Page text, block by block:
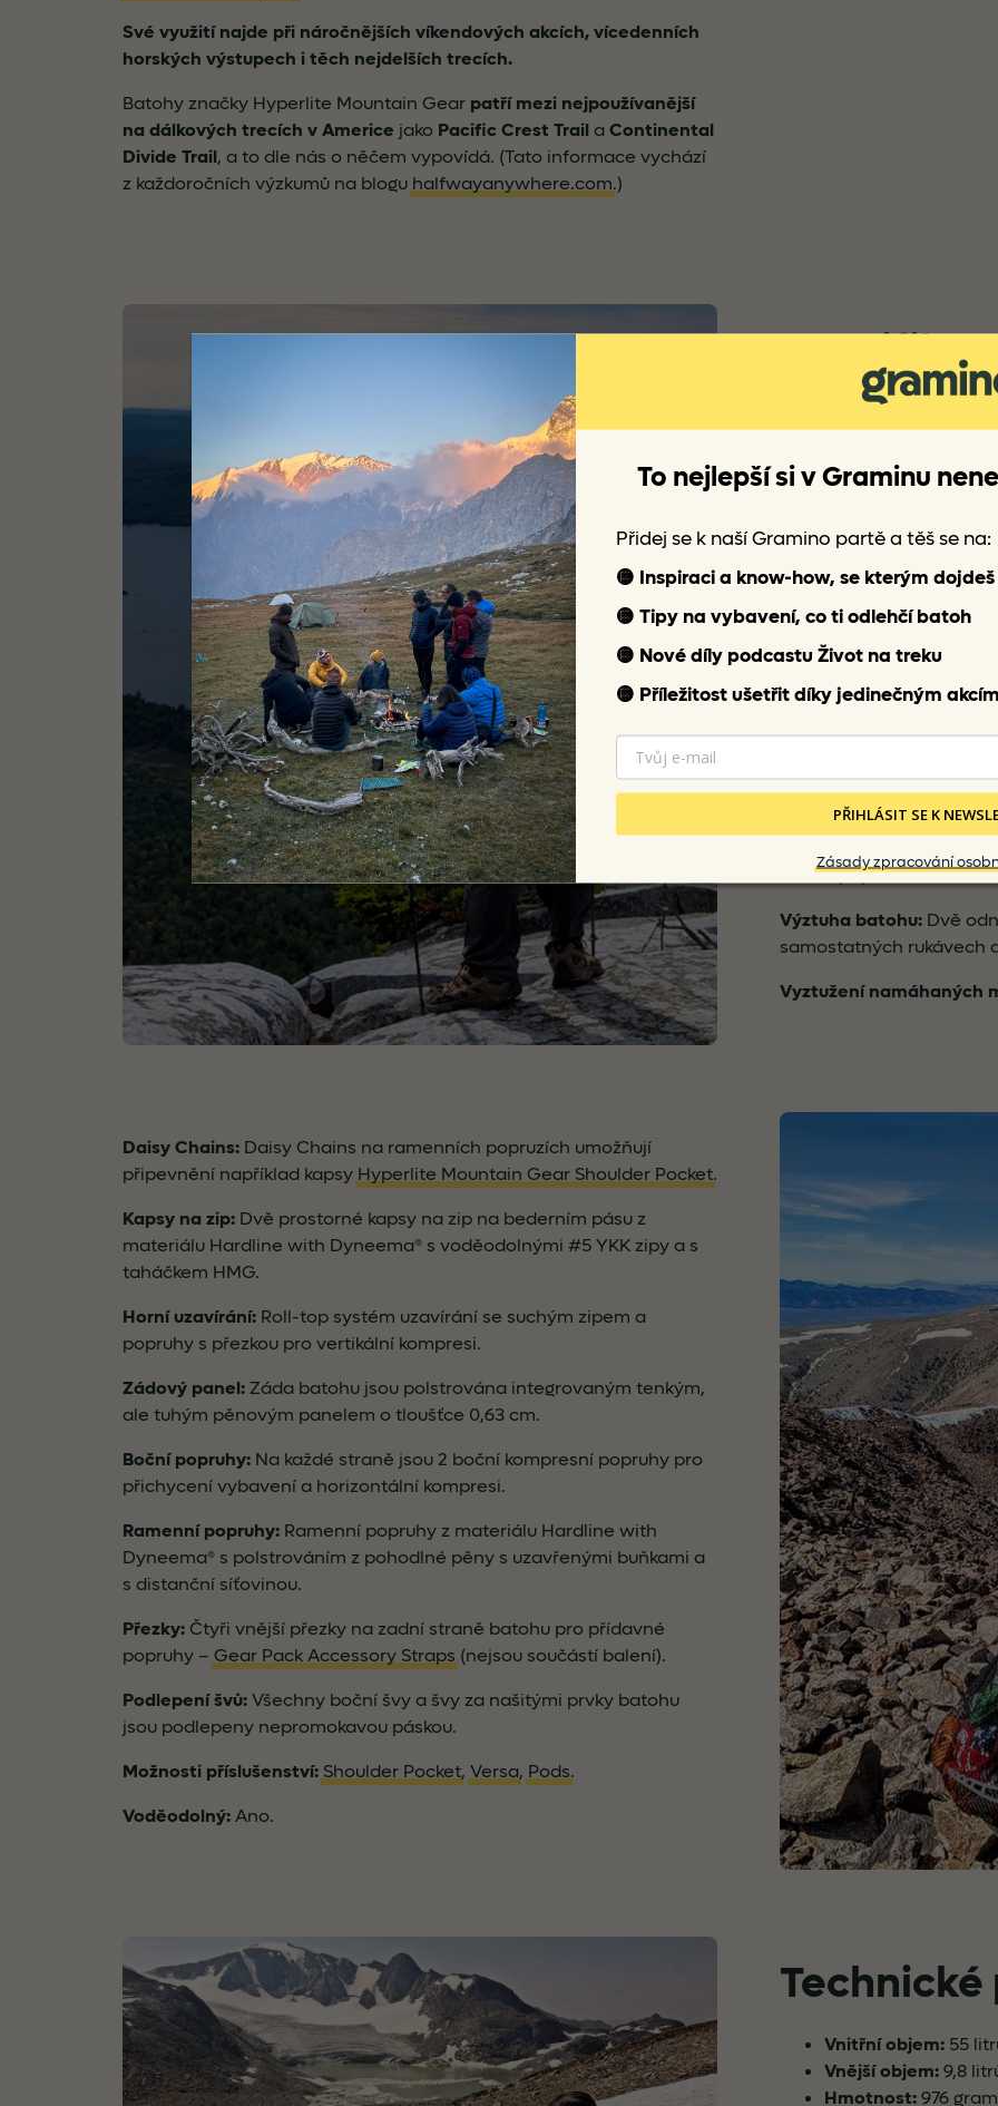
Své využití najde při náročnějších víkendových akcích, vícedenních
horských výstupech i těch nejdelších trecích.
Batohy značky Hyperlite Mountain Gear patří mezi nejpoužívanější
na dálkových trecích v Americe jako Pacific Crest TrailaContinental
Divide Trail, a to dle nás o něčem vypovídá. (Tato informace vychází
z každoročních výzkumů na blogu halfwayanywhere.com.)
Vnější kapsy:
Velká
Prostor pro hydrovak:
35,6 cm na hydrovak a
pak otvor pro hadičku
Bederní pás a bederní
ale příjemnou pěnou s
ramenními popruhy pro
navržen pro zajištění či
hrudní popruh se samo-
Výztuha batohu: Dvě
samostatných rukávech
Vyztužení namáhaných
Daisy Chains: Daisy Chains na ramenních popruzích umožňují
připevnění například kapsy Hyperlite Mountain Gear Shoulder Pocket.
Kapsy na zip: Dvě prostorné kapsy na zip na bederním pásu z
materiálu Hardline with Dyneema® s voděodolnými #5 YKK zipy a s
taháčkem HMG.
Horní uzavírání: Roll-top systém uzavírání se suchým zipem a
popruhy s přezkou pro vertikální kompresi.
Zádový panel:Záda batohu jsou polstrována integrovaným tenkým,
ale tuhým pěnovým panelem o tloušťce 0,63 cm.
Boční popruhy: Na každé straně jsou 2 boční kompresní popruhy pro
přichycení vybavení a horizontální kompresi.
Ramenní popruhy: Ramenní popruhy z materiálu Hardline with
Dyneema® s polstrováním z pohodlné pěny s uzavřenými buňkami a
s distanční síťovinou.
Přezky:Čtyři vnější přezky na zadní straně batohu pro přídavné
popruhy – Gear Pack Accessory Straps (nejsou součástí balení).
Podlepení švů:Všechny boční švy a švy za našitými prvky batohu
jsou podlepeny nepromokavou páskou.
Možnosti příslušenství: Shoulder Pocket, Versa, Pods.
Voděodolný:Ano.
Vnitřní objem: 55
Vnější objem:9,8
Hmotnost:976
To nejlepší si v Graminu
Přidej se k naší Gramino partě a těš se na:
🟡 Inspiraci a know-how, se kterým
🟡 Tipy na vybavení, co ti odlehčí batoh
🟡 Nové díly podcastu Život na treku
🟡 Příležitost ušetřitdíky jedinečným
PŘIHLÁSIT SE K
Zásady zpracování